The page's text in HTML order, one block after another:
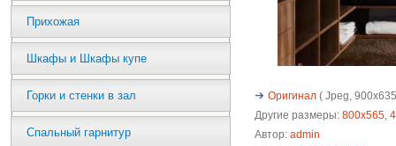
Прихожая
Шкафы и Шкафы купе
Горки и стенки в зал
Спальный гарнитур
Оригинал ( Jpeg,
Другие размеры: 800x565,
Автор: admin